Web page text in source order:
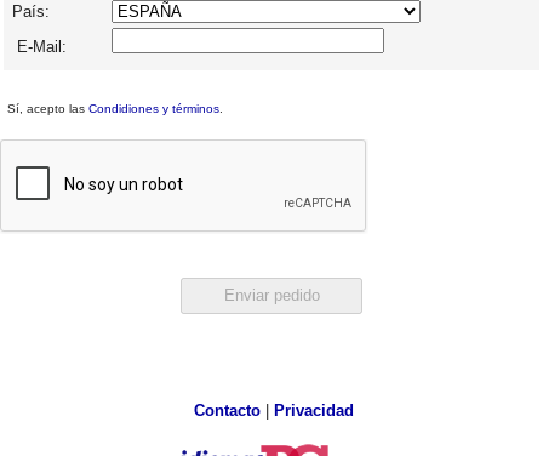
País:
E-Mail:
Sí, acepto las Condidiones y términos
Contacto| Privacidad